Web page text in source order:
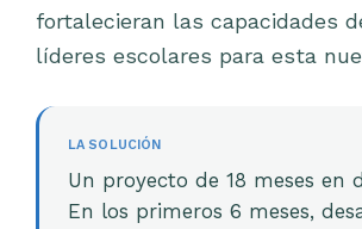
fortalecieran las capacidades
líderes escolares para esta
LA SOLUCIÓN
Un proyecto de 18 meses en
En los primeros 6 meses,